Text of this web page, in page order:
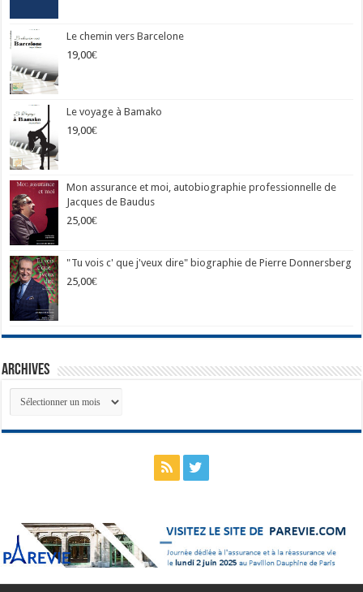
Le chemin vers Barcelone
19,00€
Le voyage à Bamako
19,00€
Mon assurance et moi, autobiographie professionnelle de
Jacques de Baudus
25,00€
"Tu vois c' que j'veux dire" biographie de Pierre Donnersberg
25,00€
Archives
Archives